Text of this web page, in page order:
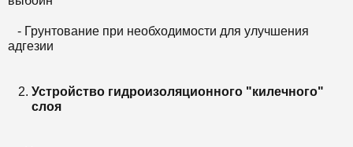
- Грунтование при необходимости для улучшения
адгезии
Устройство гидроизоляционного "килечного"
слоя